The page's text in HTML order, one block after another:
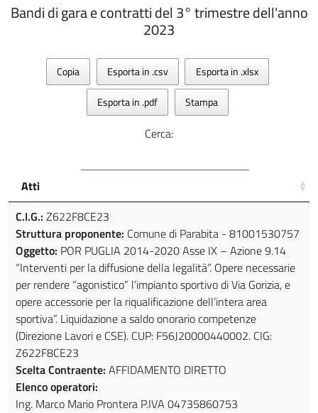
Bandi di gara e contratti del 3° trimestre dell'anno
2023
Copia Esporta in .csv Esporta in .xlsx
Esporta in .pdf Stampa
Cerca:
Atti
C.I.G.: Z622F8CE23
Struttura proponente: Comune di Parabita - 81001530757
Oggetto: POR PUGLIA 2014-2020 Asse IX – Azione 9.14
“Interventi per la diffusione della legalità”. Opere necessarie
per rendere “agonistico” l’impianto sportivo di Via Gorizia, e
opere accessorie per la riqualificazione dell’intera area
sportiva”. Liquidazione a saldo onorario competenze
(Direzione Lavori e CSE). CUP: F56J20000440002. CIG:
Z622F8CE23
Scelta Contraente: AFFIDAMENTO DIRETTO
Elenco operatori:
Ing. Marco Mario Prontera P.IVA 04735860753